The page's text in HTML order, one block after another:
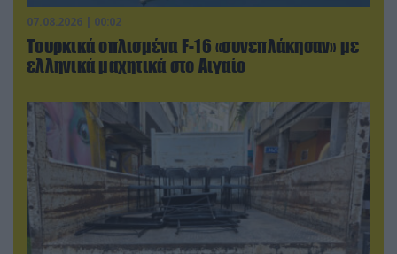
07.08.2026 | 00:02
Τουρκικά οπλισμένα F-16 «συνεπλάκησαν» με
ελληνικά μαχητικά στο Αιγαίο